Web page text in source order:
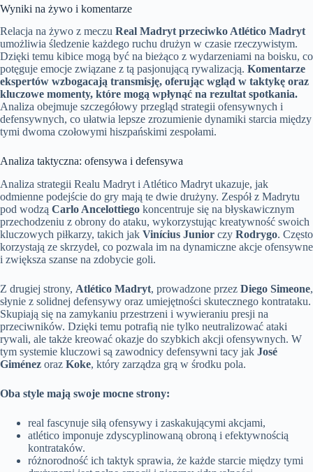
Wyniki na żywo i komentarze
Relacja na żywo z meczu Real Madryt przeciwko Atlético Madryt
umożliwia śledzenie każdego ruchu drużyn w czasie rzeczywistym.
Dzięki temu kibice mogą być na bieżąco z wydarzeniami na boisku, co
potęguje emocje związane z tą pasjonującą rywalizacją. Komentarze
ekspertów wzbogacają transmisję, oferując wgląd w taktykę oraz
kluczowe momenty, które mogą wpłynąć na rezultat spotkania.
Analiza obejmuje szczegółowy przegląd strategii ofensywnych i
defensywnych, co ułatwia lepsze zrozumienie dynamiki starcia między
tymi dwoma czołowymi hiszpańskimi zespołami.
Analiza taktyczna: ofensywa i defensywa
Analiza strategii Realu Madryt i Atlético Madryt ukazuje, jak
odmienne podejście do gry mają te dwie drużyny. Zespół z Madrytu
pod wodzą Carlo Ancelottiego koncentruje się na błyskawicznym
przechodzeniu z obrony do ataku, wykorzystując kreatywność swoich
kluczowych piłkarzy, takich jak Vinícius Junior czy Rodrygo. Często
korzystają ze skrzydeł, co pozwala im na dynamiczne akcje ofensywne
i zwiększa szanse na zdobycie goli.
Z drugiej strony, Atlético Madryt, prowadzone przez Diego Simeone,
słynie z solidnej defensywy oraz umiejętności skutecznego kontrataku.
Skupiają się na zamykaniu przestrzeni i wywieraniu presji na
przeciwników. Dzięki temu potrafią nie tylko neutralizować ataki
rywali, ale także kreować okazje do szybkich akcji ofensywnych. W
tym systemie kluczowi są zawodnicy defensywni tacy jak José
Giménez oraz Koke, który zarządza grą w środku pola.
Oba style mają swoje mocne strony:
real fascynuje siłą ofensywy i zaskakującymi akcjami,
atlético imponuje zdyscyplinowaną obroną i efektywnością
kontrataków.
różnorodność ich taktyk sprawia, że każde starcie między tymi